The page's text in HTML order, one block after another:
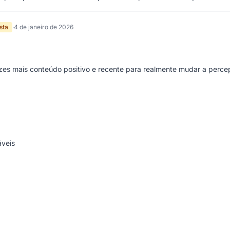
·4 de janeiro de 2026
mais conteúdo positivo e recente para realmente mudar a